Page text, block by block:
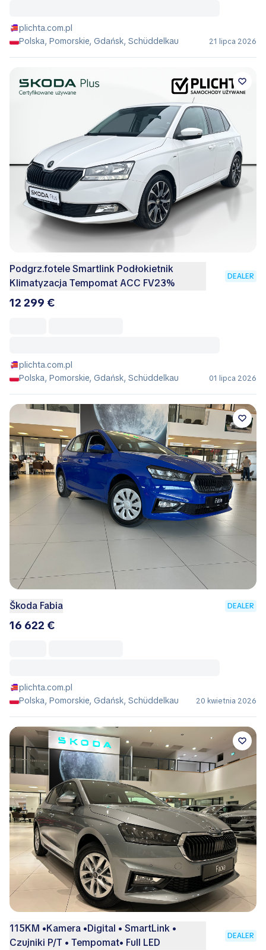
plichta.com.pl
Polska, Pomorskie, Gdańsk, Schüddelkau
21 lipca 2026
Podgrz.fotele Smartlink Podłokietnik
Klimatyzacja Tempomat ACC FV23%
DEALER
12 299 €
plichta.com.pl
Polska, Pomorskie, Gdańsk, Schüddelkau
01 lipca 2026
Škoda Fabia DEALER
16 622 €
plichta.com.pl
Polska, Pomorskie, Gdańsk, Schüddelkau
20 kwietnia 2026
115KM •Kamera •Digital • SmartLink •
Czujniki P/T • Tempomat• Full LED
DEALER